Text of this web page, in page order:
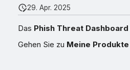
29. Apr. 2025
Das Phish Threat Dashboard
Gehen Sie zu Meine Produkte